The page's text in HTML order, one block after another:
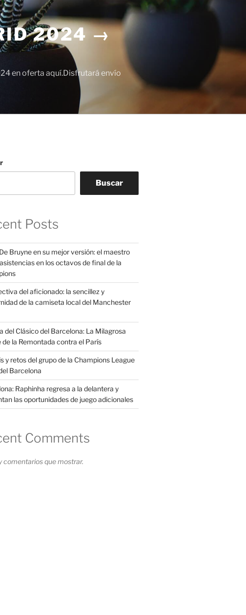
2024 →
en oferta aquí.Disfrutará envío
Buscar
Posts
Bruyne en su mejor versión: el maestro
en los octavos de final de la
del aficionado: la sencillez y
de la camiseta local del Manchester
del Clásico del Barcelona: La Milagrosa
de la Remontada contra el París
y retos del grupo de la Champions League
Barcelona
Raphinha regresa a la delantera y
las oportunidades de juego adicionales
Comments
comentarios que mostrar.